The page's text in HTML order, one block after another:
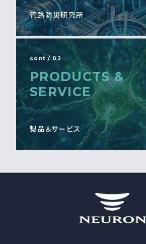
管路防災研究所
cont / 02
PRODUCTS &
SERVICE
製品＆サービス